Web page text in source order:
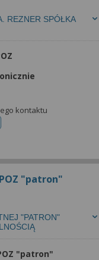
REZNER SPÓŁKA
kontaktu
rejestracji
"patron"
"PATRON"
"patron"